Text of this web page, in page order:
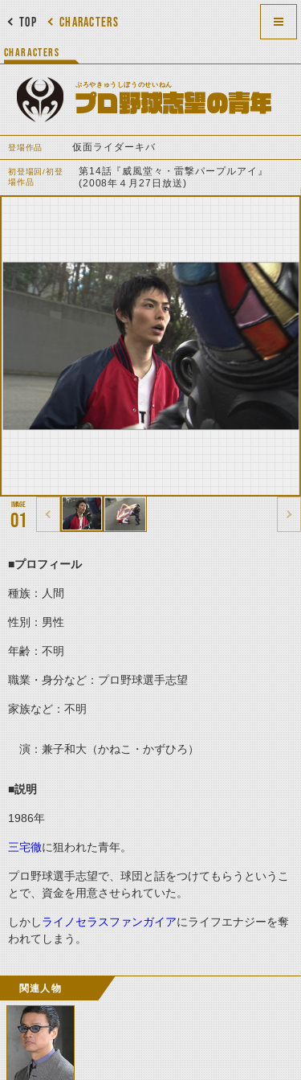
CHARACTERS
TOP
CHARACTERS
ぷろやきゅうしぼうのせいねん
プロ野球志望の青年
登場作品 仮面ライダーキバ
初登場回/初登
場作品
第14話『威風堂々・雷撃パープルアイ』
(2008年４月27日放送)
01
■プロフィール
種族：人間
性別：男性
年齢：不明
職業・身分など：プロ野球選手志望
家族など：不明
演：兼子和大（かねこ・かずひろ）
■説明
1986年
三宅徹に狙われた青年。
プロ野球選手志望で、球団と話をつけてもらうというこ
とで、資金を用意させられていた。
しかしライノセラスファンガイアにライフエナジーを奪
われてしまう。
関連人物